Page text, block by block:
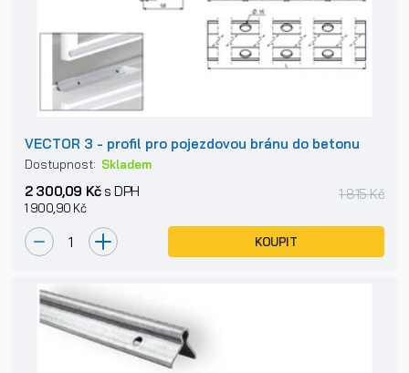
VECTOR 3 - profil pro pojezdovou bránu do betonu
Dostupnost: Skladem
2 300,09 Kčs DPH
1 900,90 Kč
1 815 Kč
KOUPIT